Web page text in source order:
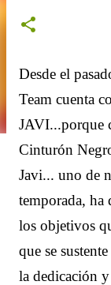
Desde el
Team cuenta
JAVI...porque
Cinturón
Javi... uno de
temporada, ha
los objetivos
que se
la dedicación